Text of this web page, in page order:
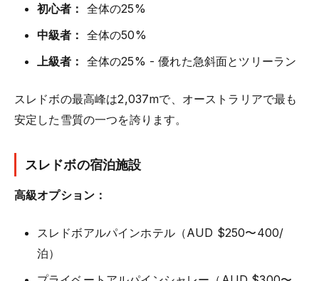
初心者： 全体の25%
中級者： 全体の50%
上級者： 全体の25% - 優れた急斜面とツリーラン
スレドボの最高峰は2,037mで、オーストラリアで最も
安定した雪質の一つを誇ります。
スレドボの宿泊施設
高級オプション：
スレドボアルパインホテル（AUD $250〜400/
泊）